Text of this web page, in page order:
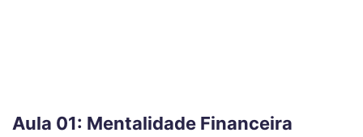
Aula 01: Mentalidade Financeira